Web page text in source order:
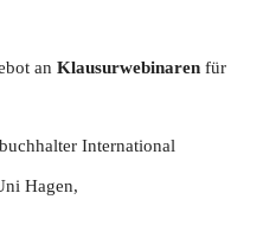
an Klausurwebinaren für
International
Hagen,